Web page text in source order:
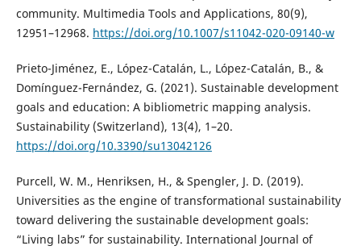
community. Multimedia Tools and Applications, 80(9),
12951–12968. https://doi.org/10.1007/s11042-020-09140-w
Prieto-Jiménez, E., López-Catalán, L., López-Catalán, B., &
Domínguez-Fernández, G. (2021). Sustainable development
goals and education: A bibliometric mapping analysis.
Sustainability (Switzerland), 13(4), 1–20.
https://doi.org/10.3390/su13042126
Purcell, W. M., Henriksen, H., & Spengler, J. D. (2019).
Universities as the engine of transformational sustainability
toward delivering the sustainable development goals:
“Living labs” for sustainability. International Journal of